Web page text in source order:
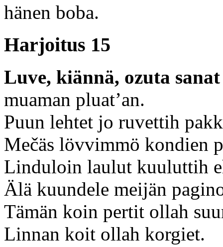
hänen boba.
Harjoitus 15
Luve, kiännä, ozuta
muaman pluat’an.
Puun lehtet jo ruvettih
Mečäs lövvimmö kondien
Linduloin laulut kuuluttih
Älä kuundele meijän
Tämän koin pertit ollah
Linnan koit ollah korgiet.